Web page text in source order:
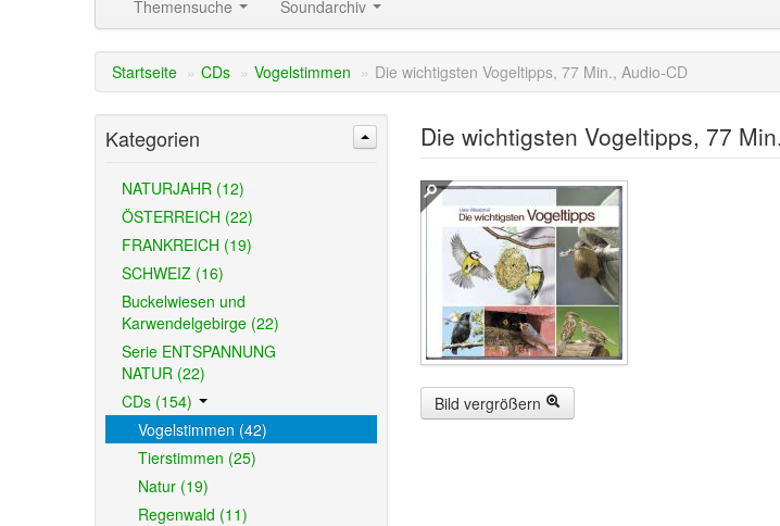
Themensuche
Soundarchiv
Startseite » CDs » Vogelstimmen » Die wichtigsten Vogeltipps, 77 Min., Audio-CD
Die wichtigsten Vogeltipps, 77
Bild vergrößern
Kategorien
NATURJAHR (12)
ÖSTERREICH (22)
FRANKREICH (19)
SCHWEIZ (16)
Buckelwiesen und
Karwendelgebirge (22)
Serie ENTSPANNUNG
NATUR (22)
CDs (154)
Vogelstimmen (42)
Tierstimmen (25)
Natur (19)
Regenwald (11)